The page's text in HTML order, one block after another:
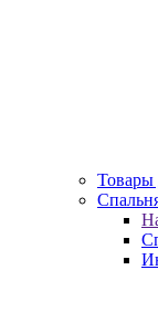
Товары